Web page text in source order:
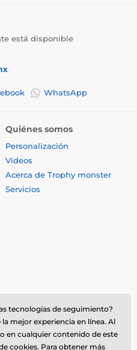
está disponible
WhatsApp
Quiénes somos
Personalización
Vídeos
Acerca de Trophy monster
Servicios
tecnologías de seguimiento?
mejor experiencia en línea. Al
en cualquier contenido de este
cookies. Para obtener más